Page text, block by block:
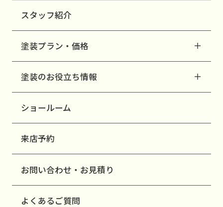
スタッフ紹介
塗装プラン・価格
塗装のお役立ち情報
ショールーム
来店予約
お問い合わせ・お見積り
よくあるご質問